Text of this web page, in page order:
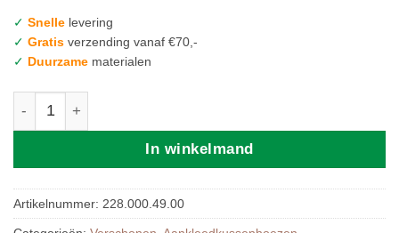
✓ Snelle levering
✓ Gratis verzending vanaf €70,-
✓ Duurzame materialen
Meyco | Relaxhoes voor Voedingskussen Teddy -Greige
In winkelmand
Artikelnummer: 228.000.49.00